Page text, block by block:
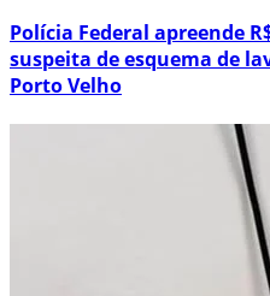
Polícia Federal apreende
suspeita de esquema de
Porto Velho